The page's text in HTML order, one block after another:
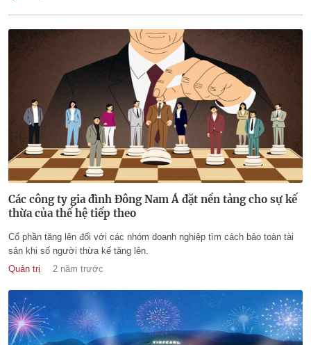
Các công ty gia đình Đông Nam Á đặt nền tảng cho sự kế
thừa của thế hệ tiếp theo
Cổ phần tăng lên đối với các nhóm doanh nghiệp tìm cách bảo toàn tài
sản khi số người thừa kế tăng lên.
Quản trị
2 năm trước